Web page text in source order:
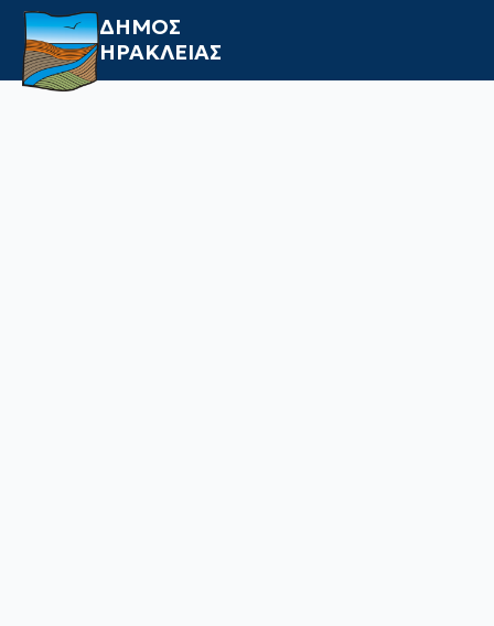
ΔΗΜΟΣ
ΗΡΑΚΛΕΙΑΣ